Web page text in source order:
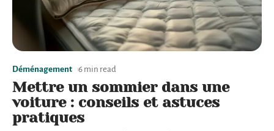
Déménagement 6 min read
Mettre un sommier dans une
voiture : conseils et astuces
pratiques